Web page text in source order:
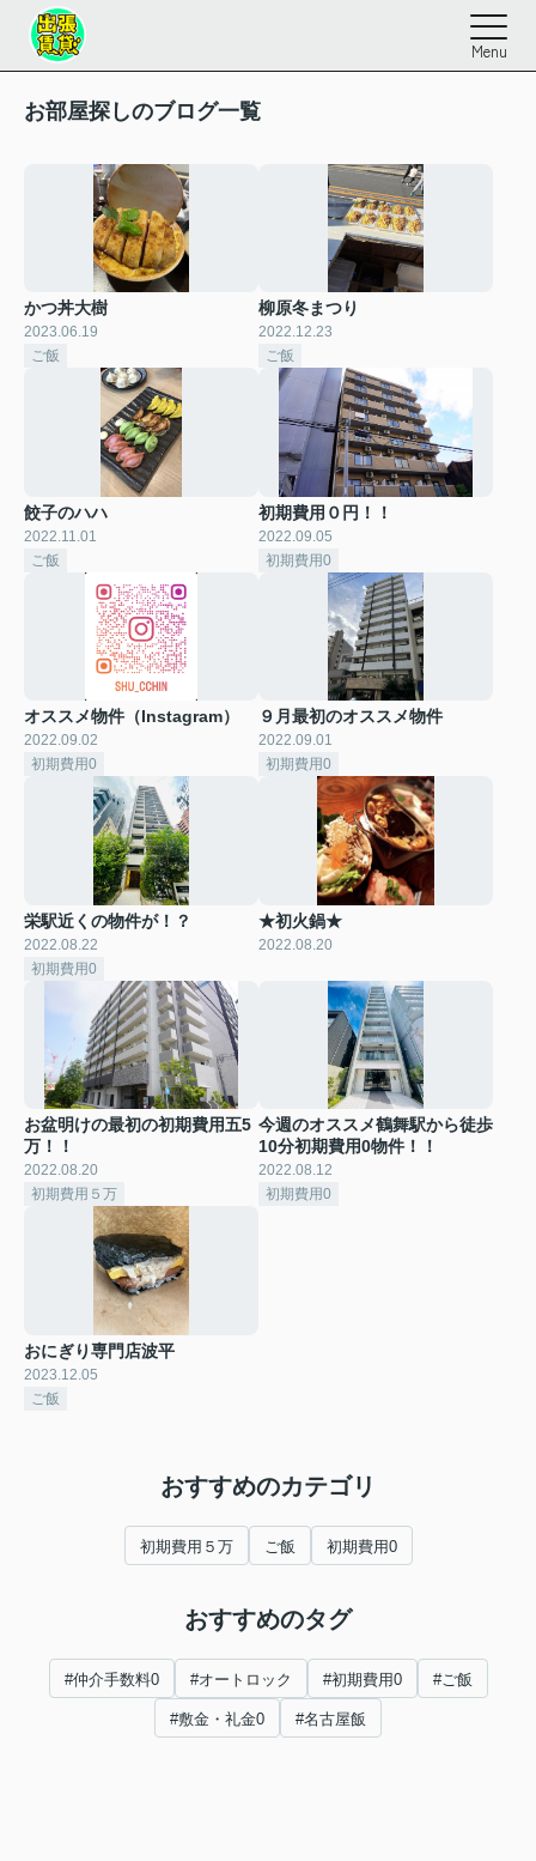
Menu
お部屋探しのブログ一覧
かつ丼大樹
2023.06.19
ご飯
柳原冬まつり
2022.12.23
ご飯
餃子のハハ
2022.11.01
ご飯
初期費用０円！！
2022.09.05
初期費用0
オススメ物件（Instagram）
2022.09.02
初期費用0
９月最初のオススメ物件
2022.09.01
初期費用0
栄駅近くの物件が！？
2022.08.22
初期費用0
★初火鍋★
2022.08.20
お盆明けの最初の初期費用五5
万！！
2022.08.20
初期費用５万
今週のオススメ鶴舞駅から徒歩
10分初期費用0物件！！
2022.08.12
初期費用0
おにぎり専門店波平
2023.12.05
ご飯
おすすめのカテゴリ
初期費用５万 ご飯 初期費用0
おすすめのタグ
#仲介手数料0 #オートロック #初期費用0 #ご飯
#敷金・礼金0 #名古屋飯